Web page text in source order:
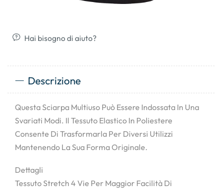
Hai bisogno di aiuto?
Descrizione
Questa Sciarpa Multiuso Può Essere Indossata In Una
Svariati Modi. Il Tessuto Elastico In Poliestere
Consente Di Trasformarla Per Diversi Utilizzi
Mantenendo La Sua Forma Originale.
Dettagli
Tessuto Stretch 4 Vie Per Maggior Facilità Di